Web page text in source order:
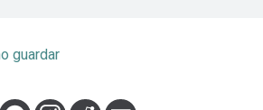
guardar